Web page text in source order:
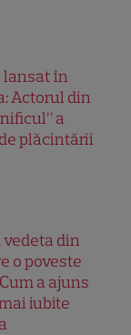
lansat în
Actorul din
a
plăcintării
vedeta din
o poveste
a ajuns
iubite